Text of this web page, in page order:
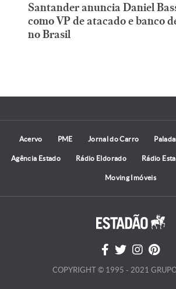
Santander anuncia Daniel
como VP de atacado e banco
no Brasil
Acervo PME Jornal do Carro
Agência Estado Rádio Eldorado Rádio
Moving Imóveis
COPYRIGHT © 1995 - 2021